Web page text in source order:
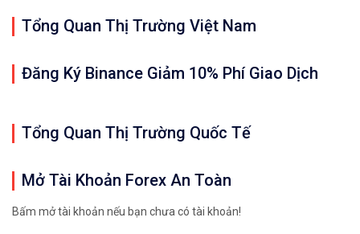
Tổng Quan Thị Trường Việt Nam
Đăng Ký Binance Giảm 10% Phí Giao Dịch
Tổng Quan Thị Trường Quốc Tế
Mở Tài Khoản Forex An Toàn
Bấm mở tài khoản nếu bạn chưa có tài khoản!